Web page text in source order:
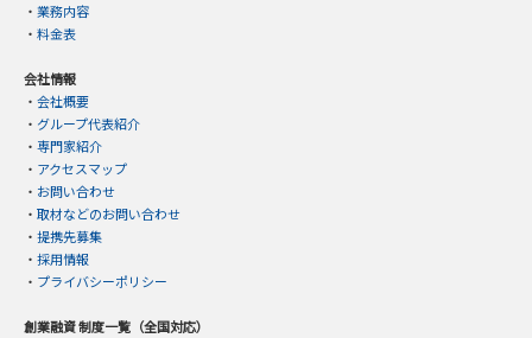
・ 業務内容
・ 料金表
会社情報
・ 会社概要
・ グループ代表紹介
・ 専門家紹介
・ アクセスマップ
・ お問い合わせ
・ 取材などのお問い合わせ
・ 提携先募集
・ 採用情報
・ プライバシーポリシー
創業融資 制度一覧（全国対応）